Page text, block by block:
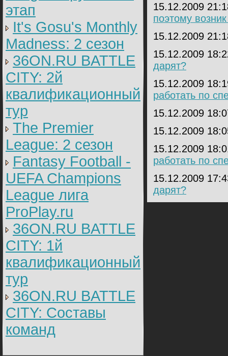
этап
It's Gosu's Monthly
Madness: 2 сезон
36ON.RU BATTLE
CITY: 2й
квалификационный
тур
The Premier
League: 2 cезон
Fantasy Football -
UEFA Champions
League лига
ProPlay.ru
36ON.RU BATTLE
CITY: 1й
квалификационный
тур
36ON.RU BATTLE
CITY: Составы
команд
15.12.2009
поэтому
15.12.2009
15.12.2009
дарят?
15.12.2009
работать по
15.12.2009
15.12.2009
15.12.2009
работать по
15.12.2009
дарят?